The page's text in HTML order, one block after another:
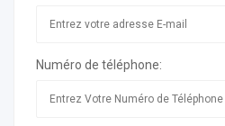
Numéro de téléphone: